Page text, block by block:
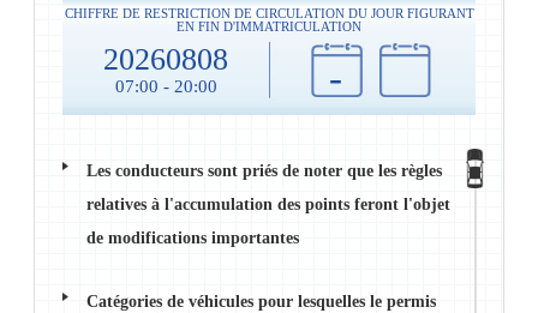
CHIFFRE DE RESTRICTION DE CIRCULATION DU JOUR FIGURANT
EN FIN D'IMMATRICULATION
20260808
07:00 - 20:00 -
Les conducteurs sont priés de noter que les règles
relatives à l'accumulation des points feront l'objet
de modifications importantes
Catégories de véhicules pour lesquelles le permis